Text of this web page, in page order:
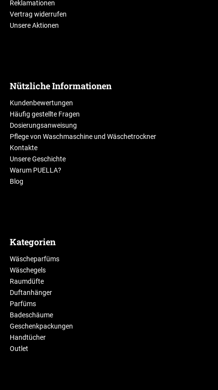
Reklamationen
Vertrag widerrufen
Unsere Aktionen
Nützliche Informationen
Kundenbewertungen
Häufig gestellte Fragen
Dosierungsanweisung
Pflege von Waschmaschine und Wäschetrockner
Kontakte
Unsere Geschichte
Warum PUELLA?
Blog
Kategorien
Wäscheparfüms
Wäschegels
Raumdüfte
Duftanhänger
Parfüms
Badeschäume
Geschenkpackungen
Handtücher
Outlet